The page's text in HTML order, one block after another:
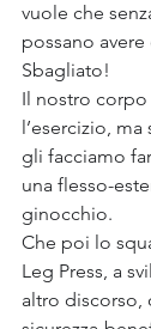
vuole che
possano
Sbagliato!
Il nostro
l’esercizio,
gli facciamo
una flesso-
ginocchio.
Che poi lo
Leg Press, a
altro discorso,